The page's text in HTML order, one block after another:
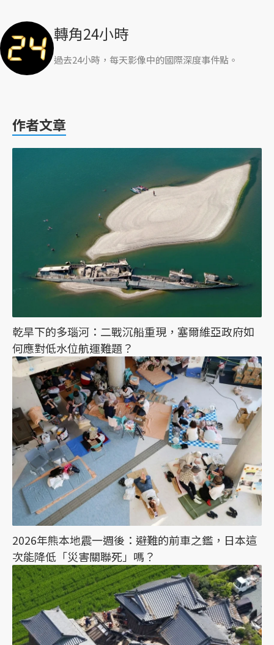
轉角24小時
過去24小時，每天影像中的國際深度事件點。
作者文章
乾旱下的多瑙河：二戰沉船重現，塞爾維亞政府如
何應對低水位航運難題？
2026年熊本地震一週後：避難的前車之鑑，日本這
次能降低「災害關聯死」嗎？